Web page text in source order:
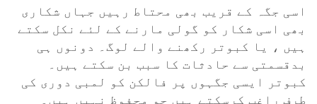
اسی جگہ کے قریب بھی محتاط رہیں جہاں شکاری
بھی اسی شکار کو گولی مارنے کے لئے نکل سکتے
ہیں ، یا کبوتر رکھنے والے لوگ۔ دونوں ہی
بدقسمتی سے حادثات کا سبب بن سکتے ہیں۔
کبوتر ایسی جگہوں پر فالکن کو لمبی دوری کی
طرف راغب کرسکتے ہیں جو محفوظ نہیں ہیں۔